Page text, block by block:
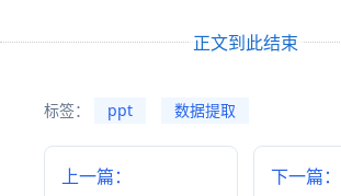
正文到此结束
标签： ppt 数据提取
上一篇：
下一篇：